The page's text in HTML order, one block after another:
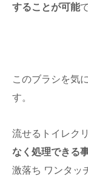
することが可能
このブラシを気
す。
流せるトイレク
なく処理できる
激落ち ワンタッ